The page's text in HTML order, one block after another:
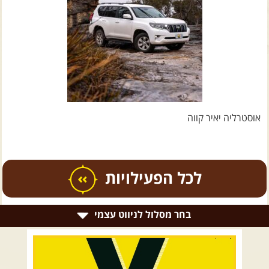
צרו קשר עם שבילים
אודות יואב קווה והאתר שבילים
אוסטרליה יאיר קווה
כל הפעילויות
. טיולים מודרכים בארץ .
בחר מסלול לניווט עצמי
רמת הגולן וגליל עליון